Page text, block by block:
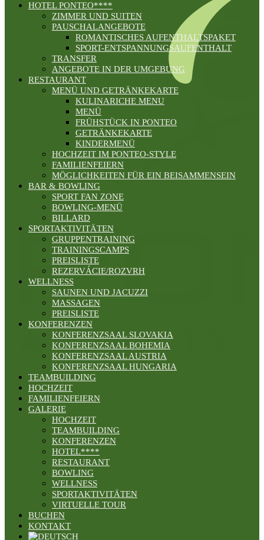
HOTEL PONTEO****
ZIMMER UND SUITEN
PAUSCHALANGEBOTE
ROMANTISCHES AUFENTHALTSPAKET
SPORT-ENTSPANNUNGSAUFENTHALT
TRANSFER
ANGEBOTE IN DER UMGEBUNG
RESTAURANT
MENÜ UND GETRÄNKEKARTE
KULINARICHE MENU
MENÜ
FRÜHSTÜCK IN PONTEO
GETRÄNKEKARTE
KINDERMENÜ
HOCHZEIT IM PONTEO-STYLE
FAMILIENFEIERN
MÖGLICHKEITEN FÜR EIN BEISAMMENSEIN
BAR & BOWLING
SPORT FAN ZONE
BOWLING-MENÜ
BILLARD
SPORTAKTIVITÄTEN
GRUPPENTRAINING
TRAININGSCAMPS
PREISLISTE
REZERVÁCIE/ROZVRH
WELLNESS
SAUNEN UND JACUZZI
MASSAGEN
PREISLISTE
KONFERENZEN
KONFERENZSAAL SLOVAKIA
KONFERENZSAAL BOHEMIA
KONFERENZSAAL AUSTRIA
KONFERENZSAAL HUNGARIA
TEAMBUILDING
HOCHZEIT
FAMILIENFEIERN
GALERIE
HOCHZEIT
TEAMBUILDING
KONFERENZEN
HOTEL****
RESTAURANT
BOWLING
WELLNESS
SPORTAKTIVITÄTEN
VIRTUELLE TOUR
BUCHEN
KONTAKT